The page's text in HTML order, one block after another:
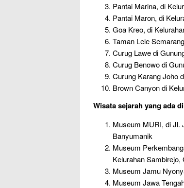
Pantai Marina, di
Pantai Maron, di
Goa Kreo, di
Taman Lele
Curug Lawe di
Curug Benowo di
Curung Karang Joho
Brown Canyon di
Wisata sejarahyang ada
Museum MURI, di Jl.
Banyumanik
Museum
Kelurahan
Museum Jamu
Museum Jawa